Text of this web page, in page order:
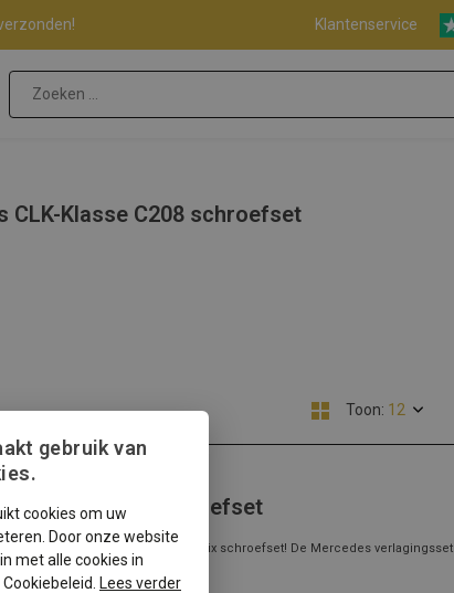
Klantenservice
Klasse C208 schroefset
Toon:
Klasse C208 schroefset
C208? Kies dan voor deze Ta-Technix schroefset! De Mercedes verlagingsset
gebruik van
cookies om uw
Door onze website
met alle cookies in
Lees verder